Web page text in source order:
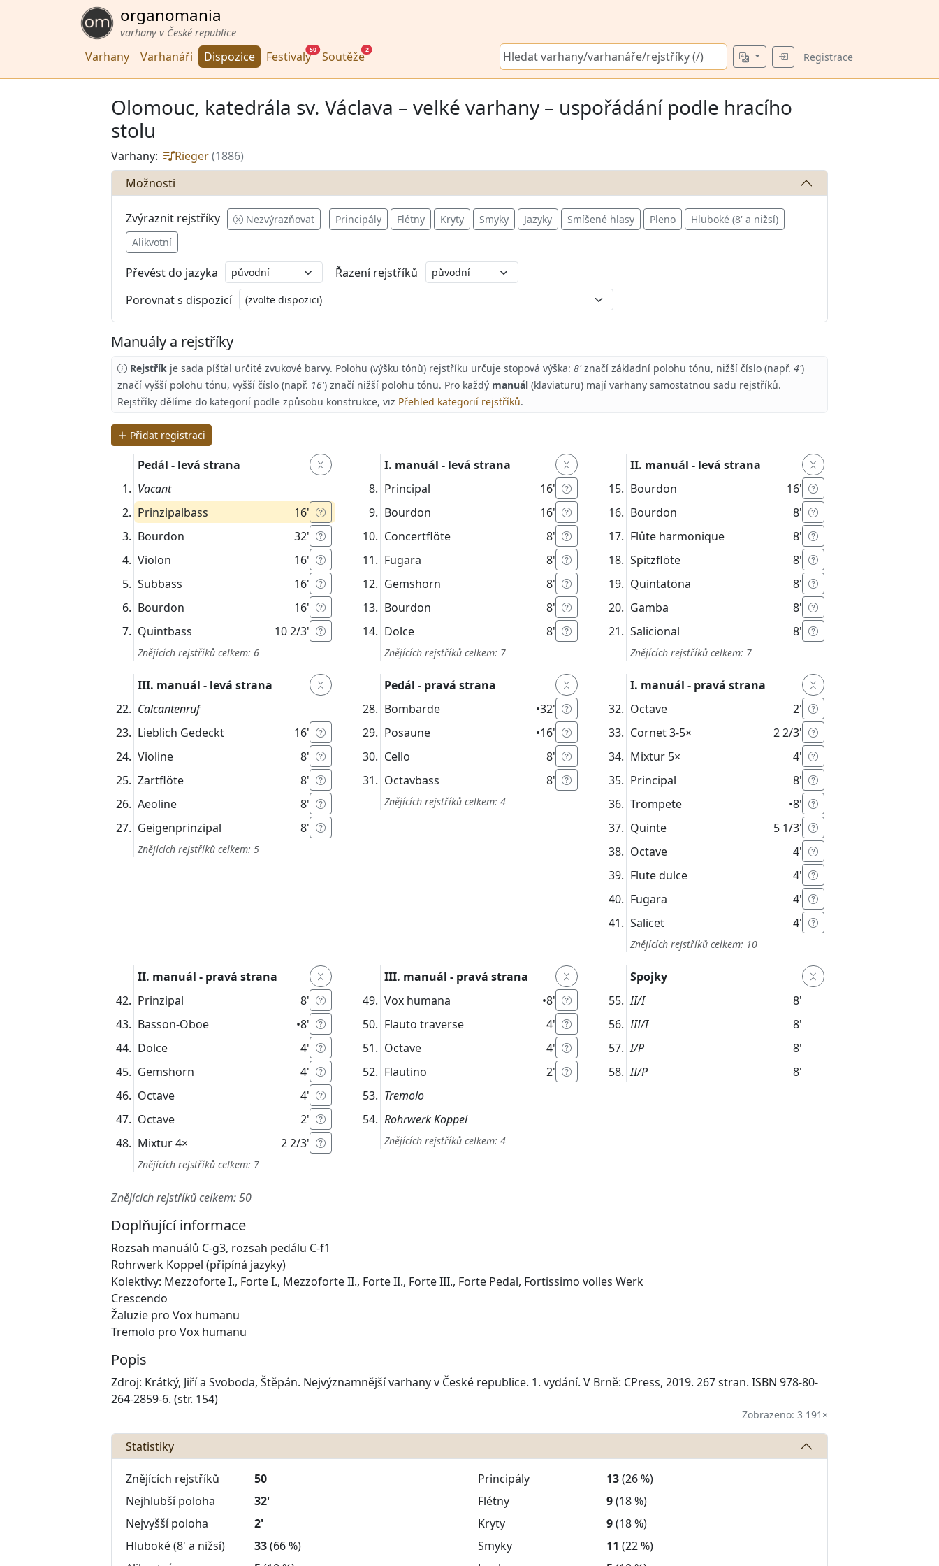
organomania
varhany v České republice
Varhany Varhanáři Dispozice Festivaly50 Soutěže2
Registrace
Olomouc, katedrála sv. Václava – velké varhany – uspořádání podle hracího
stolu
Varhany: Rieger(1886)
Možnosti
Zvýraznit rejstříky Nezvýrazňovat Principály Flétny Kryty Smyky Jazyky Smíšené hlasy Pleno
Hluboké (8' a nižsí)
Alikvotní
Převést do jazyka
Řazení rejstříků
Porovnat s dispozicí
Manuály a rejstříky
Rejstřík je sada píšťal určité zvukové barvy. Polohu (výšku tónů) rejstříku určuje stopová výška: 8'značí základní polohu tónu, nižší číslo (např. 4')
značí vyšší polohu tónu, vyšší číslo (např. 16') značí nižší polohu tónu. Pro každý manuál (klaviaturu) mají varhany samostatnou sadu rejstříků.
Rejstříky dělíme do kategorií podle způsobu konstrukce, viz Přehled kategorií rejstříků.
Přidat registraci
Pedál - levá strana
Vacant
Prinzipalbass
16'
Bourdon
32'
Violon
16'
Subbass
16'
Bourdon
16'
Quintbass
10 2/3'
Znějících rejstříků celkem: 6
I. manuál - levá strana
Principal
16'
Bourdon
16'
Concertflöte
8'
Fugara
8'
Gemshorn
8'
Bourdon
8'
Dolce
8'
Znějících rejstříků celkem: 7
II. manuál - levá strana
Bourdon
16'
Bourdon
8'
Flûte harmonique
8'
Spitzflöte
8'
Quintatöna
8'
Gamba
8'
Salicional
8'
Znějících rejstříků celkem: 7
III. manuál - levá strana
Calcantenruf
Lieblich Gedeckt
16'
Violine
8'
Zartflöte
8'
Aeoline
8'
Geigenprinzipal
8'
Znějících rejstříků celkem: 5
Pedál - pravá strana
Bombarde
•32'
Posaune
•16'
Cello
8'
Octavbass
8'
Znějících rejstříků celkem: 4
I. manuál - pravá strana
Octave
2'
Cornet3-5×
2 2/3'
Mixtur 5×
4'
Principal
8'
Trompete
•8'
Quinte
5 1/3'
Octave
4'
Flute dulce
4'
Fugara
4'
Salicet
4'
Znějících rejstříků celkem: 10
II. manuál - pravá strana
Prinzipal
8'
Basson-Oboe
•8'
Dolce
4'
Gemshorn
4'
Octave
4'
Octave
2'
Mixtur4× 2 2/3'
Znějících rejstříků celkem: 7
III. manuál - pravá strana
Vox humana
•8'
Flauto traverse
4'
Octave
4'
Flautino
2'
Tremolo
Rohrwerk Koppel
Znějících rejstříků celkem: 4
Spojky
II/I
8'
III/I
8'
I/P
8'
II/P
8'
Znějících rejstříků celkem: 50
Doplňující informace
Rozsah manuálů C-g3, rozsah pedálu C-f1
Rohrwerk Koppel (připíná jazyky)
Kolektivy: Mezzoforte I., Forte I., Mezzoforte II., Forte II., Forte III., Forte Pedal, Fortissimo volles Werk
Crescendo
Žaluzie pro Vox humanu
Tremolo pro Vox humanu
Popis
Zdroj: Krátký, Jiří a Svoboda, Štěpán. Nejvýznamnější varhany v České republice. 1. vydání. V Brně: CPress, 2019. 267 stran. ISBN 978-80-
264-2859-6. (str. 154)
Zobrazeno: 3 191×
Statistiky
Znějících rejstříků
50
Nejhlubší poloha
32'
Nejvyšší poloha
2'
Hluboké (8' a nižsí)
33(66 %)
Principály 13(26 %)
Flétny
9(18 %)
Kryty
9(18 %)
Smyky
11 (22 %)